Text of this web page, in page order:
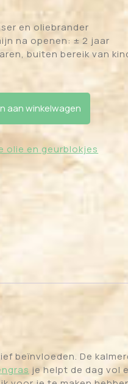
en oliebrander
na openen: ± 2 jaar
buiten bereik van
aantal
aan winkelwagen
olie en geurblokjes
beïnvloeden. De
je helpt de dag vol